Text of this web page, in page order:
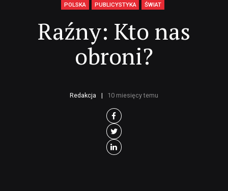
POLSKA PUBLICYSTYKA ŚWIAT
Raźny: Kto nas
obroni?
Redakcja 10 miesięcy temu